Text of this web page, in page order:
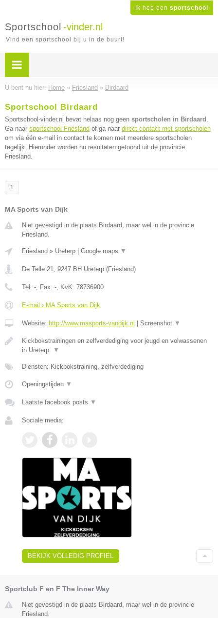
Ik heb een sportschool
Sportschool -vinder.nl
Vind een sportschool bij u in de buurt!
U bent nu hier: Home » Friesland » Birdaard
Sportschool Birdaard
Sportschool-vinder.nl bevat helaas nog geen sportscholen in Birdaard .
Ga naar sportschool Friesland of ga naar direct contact met sportscholen
om via één e-mail in contact te komen met meerdere sportscholen
tegelijk. Hieronder worden nu resultaten getoond uit de provincie
Friesland.
1
MA Sports van Dijk
Niet gevestigd in de plaats Birdaard, maar wel in de provincie
Friesland.
Friesland » Ureterp Google maps ▼
De Telle 21, 9247 BH Ureterp (Friesland)
Tel: -, Fax: -, KvK: 78736900
E-mail › MA Sports van Dijk
Website: http://www.masports-vandijk.nl Screenshot ▼
Kickbokstrainingen en zelfverdediging voor jeugd en volwassenen
in Ureterp. ▼
Diensten: Kickbokstraining, zelfverdediging
Openingstijden ▼
Laatste facebook posts ▼
Sociale media:
BEKIJK VOLLEDIG PROFIEL
Sportclub F en F The Inner Way
Niet gevestigd in de plaats Birdaard, maar wel in de provincie
Friesland.